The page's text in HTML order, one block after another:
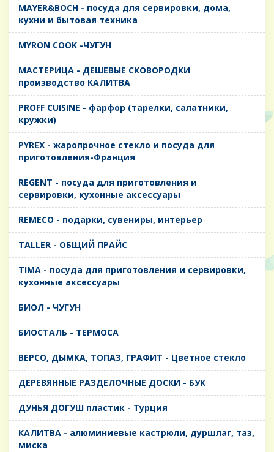
MAYER&BOCH - посуда для сервировки, дома,
кухни и бытовая техника
MYRON COOK -ЧУГУН
MАСТЕРИЦА - ДЕШЕВЫЕ СКОВОРОДКИ
производство КАЛИТВА
PROFF CUISINE - фарфор (тарелки, салатники,
кружки)
PYREX - жаропрочное стекло и посуда для
приготовления-Франция
REGENT - посуда для приготовления и
сервировки, кухонные аксессуары
REMECO - подарки, сувениры, интерьер
TALLER - ОБЩИЙ ПРАЙС
TIMA - посуда для приготовления и сервировки,
кухонные аксессуары
БИОЛ - ЧУГУН
БИОСТАЛЬ - ТЕРМОСА
ВЕРСО, ДЫМКА, ТОПАЗ, ГРАФИТ - Цветное стекло
ДЕРЕВЯННЫЕ РАЗДЕЛОЧНЫЕ ДОСКИ - БУК
ДУНЬЯ ДОГУШ пластик - Турция
КАЛИТВА - алюминиевые кастрюли, дуршлаг, таз,
миска